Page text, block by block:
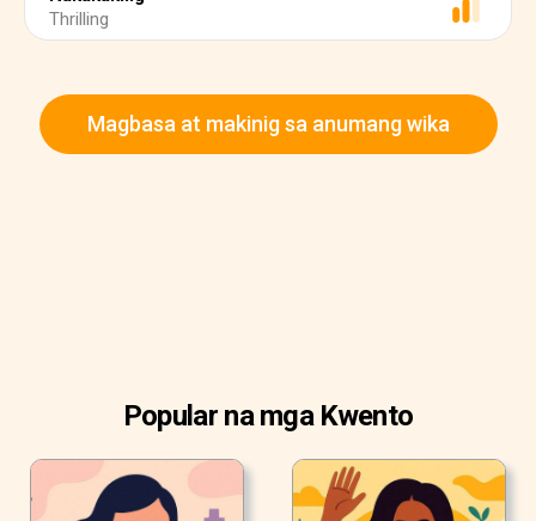
Thrilling
Magbasa at makinig sa anumang wika
Popular na mga Kwento